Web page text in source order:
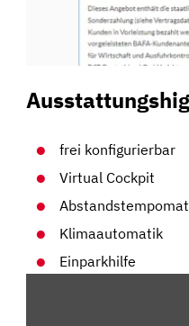
frei konfigurierbar
Virtual Cockpit
Abstandstempomat
Klimaautomatik
Einparkhilfe